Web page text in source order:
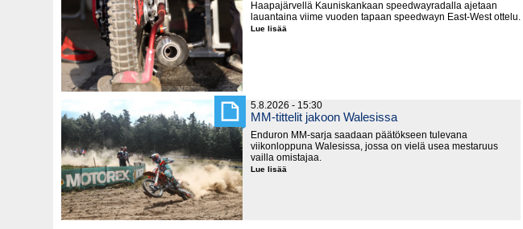
Haapajärvellä Kauniskankaan speedwayradalla ajetaan
lauantaina viime vuoden tapaan speedwayn East-West ottelu.
Lue lisää
5.8.2026 - 15:30
MM-tittelit jakoon Walesissa
Enduron MM-sarja saadaan päätökseen tulevana
viikonloppuna Walesissa, jossa on vielä usea mestaruus
vailla omistajaa.
Lue lisää